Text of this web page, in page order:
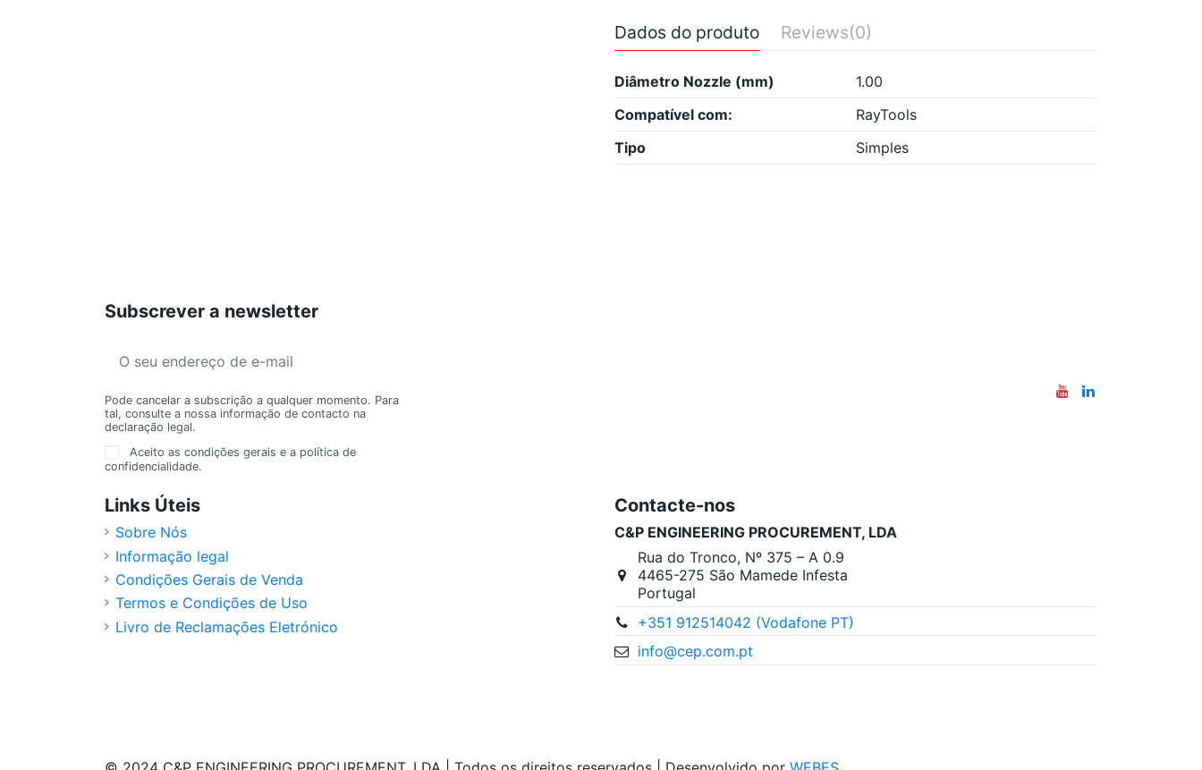
Dados do produto Reviews(0)
Diâmetro Nozzle (mm)
1.00
Compatível com:
RayTools
Tipo
Simples
Subscrever a newsletter
Pode cancelar a subscrição a qualquer momento. Para
tal, consulte a nossa informação de contacto na
declaração legal.
Aceito as condições gerais e a política de
confidencialidade.
Links Úteis
Sobre Nós
Informação legal
Condições Gerais de Venda
Termos e Condições de Uso
Livro de Reclamações Eletrónico
Contacte-nos
C&P ENGINEERING PROCUREMENT, LDA
Rua do Tronco, Nº 375 – A 0.9
4465-275 São Mamede Infesta
Portugal
+351 912514042 (Vodafone PT)
info@cep.com.pt